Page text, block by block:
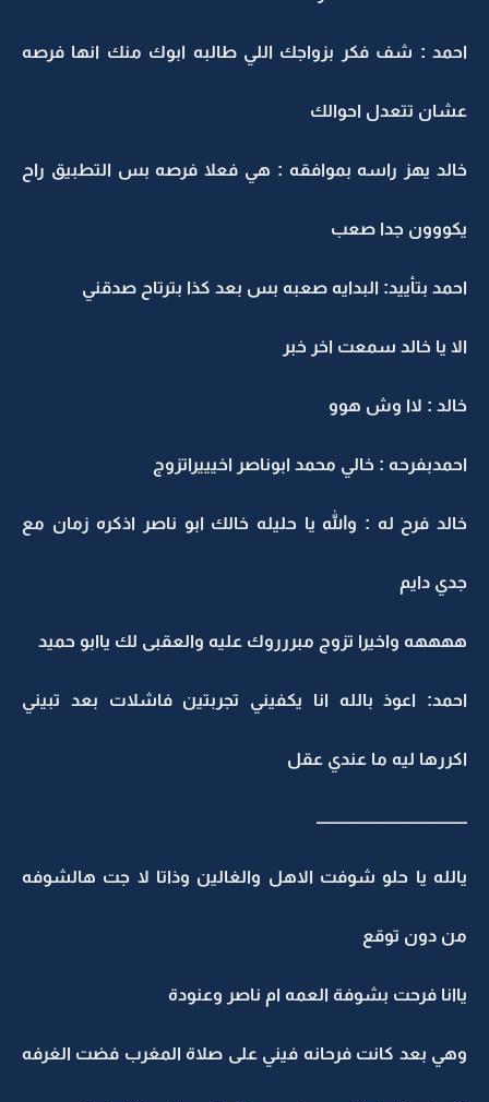
احمد : شف فكر بزواجك اللي طالبه ابوك منك انها فرصه
عشان تتعدل احوالك
خالد يهز راسه بموافقه : هي فعلا فرصه بس التطبيق راح
يكووون جدا صعب
احمد بتأييد: البدايه صعبه بس بعد كذا بترتاح صدقني
الا يا خالد سمعت اخر خبر
خالد : لاا وش هوو
احمدبفرحه : خالي محمد ابوناصر اخيييراتزوج
خالد فرح له : والله يا حليله خالك ابو ناصر اذكره زمان مع
جدي دايم
ههههه واخيرا تزوج مبررروك عليه والعقبى لك ياابو حميد
احمد: اعوذ بالله انا يكفيني تجربتين فاشلات بعد تبيني
اكررها ليه ما عندي عقل
ــــــــــــــــــــــــــــــــــــــــــــــ
يالله يا حلو شوفت الاهل والغالين وذاتا لا جت هالشوفه
من دون توقع
ياانا فرحت بشوفة العمه ام ناصر وعنودة
وهي بعد كانت فرحانه فيني على صلاة المغرب فضت الغرفه